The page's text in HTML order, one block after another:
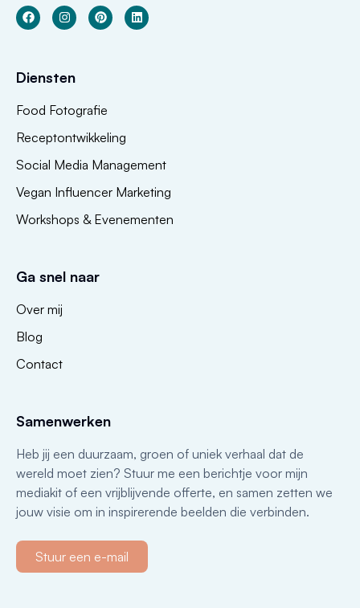
Diensten
Food Fotografie
Receptontwikkeling
Social Media Management
Vegan Influencer Marketing
Workshops & Evenementen
Ga snel naar
Over mij
Blog
Contact
Samenwerken
Heb jij een duurzaam, groen of uniek verhaal dat de
wereld moet zien? Stuur me een berichtje voor mijn
mediakit of een vrijblijvende offerte, en samen zetten we
jouw visie om in inspirerende beelden die verbinden.
Stuur een e-mail